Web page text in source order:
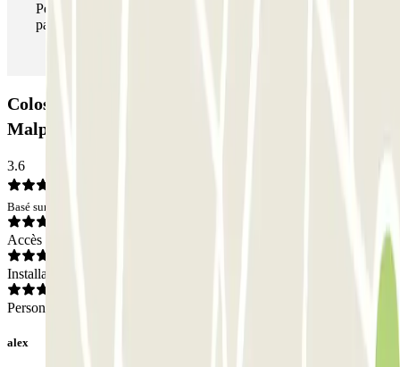
Pendant votre séjour, vous pouvez entrer et sortir du
parking aussi souvent que vous le souhaitez.
Colossum Parking - Shuttle - Aeroporto di Milano
Malpensa - Coperto: Avis
3.6
Basé sur 15 avis
Accès
Installations
Personnel
alex